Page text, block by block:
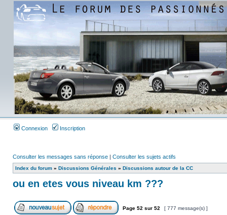
Connexion Inscription
Consulter les messages sans réponse | Consulter les sujets actifs
Index du forum » Discussions Générales » Discussions autour de la CC
ou en etes vous niveau km ???
Page 52 sur 52 [ 777 message(s) ]